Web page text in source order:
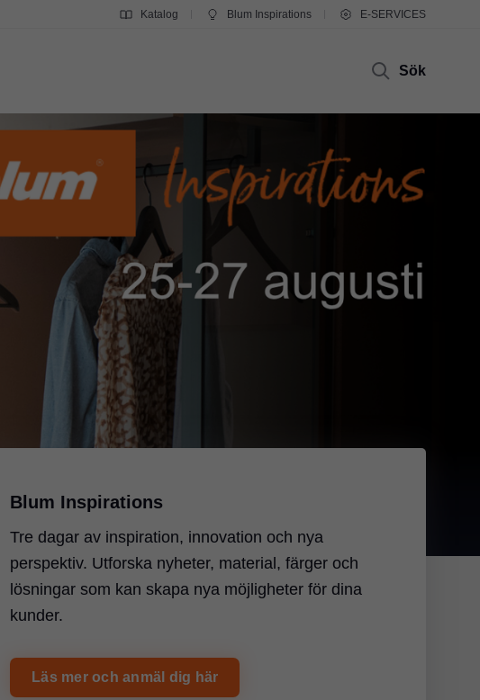
Katalog Blum Inspirations E-SERVICES
Sök
Blum Beyond Components
Färdiga lådor från 1 styck - för dig som vill frigöra tid
i produktionen och bredda ditt sortiment.
Mer info